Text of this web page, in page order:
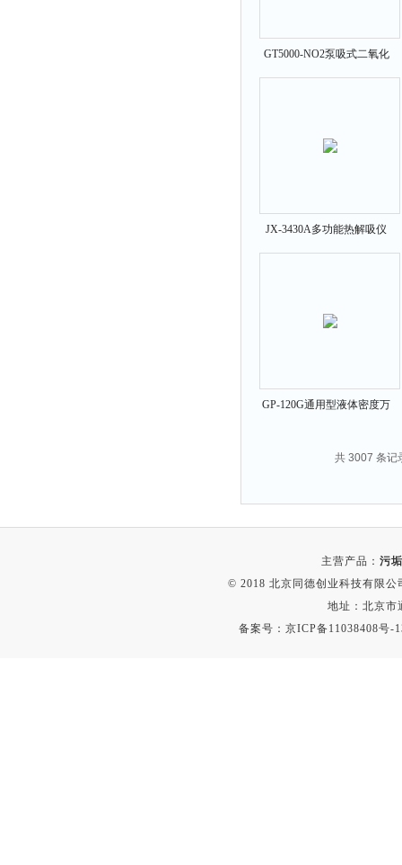
GT5000-NO2泵吸式二氧化
碳检测仪
JX-3430A多功能热解吸仪
GP-120G通用型液体密度万
共 3007 条
主营产品： 污
© 2018 北京同德创业科技有限
地址：北京市
备案号： 京ICP备11038408号-